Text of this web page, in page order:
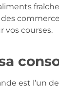
vos courses.
est l’un